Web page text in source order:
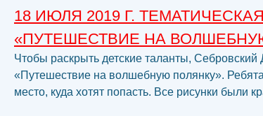
18 ИЮЛЯ 2019 Г.
«ПУТЕШЕСТВИЕ НА
Чтобы раскрыть детские таланты, Себровский
«Путешествие на волшебную полянку».
место, куда хотят попасть. Все рисунки были